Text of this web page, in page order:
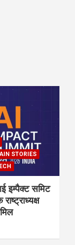
STORIES
इम्पैक्ट समिट